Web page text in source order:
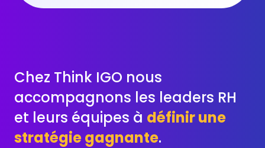
Chez Think IGO nous
accompagnons les leaders RH
et leurs équipes à définir une
stratégie gagnante.